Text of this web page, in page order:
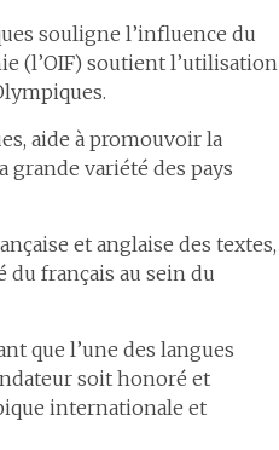
souligne l’influence du
(l’OIF) soutient l’utilisation
aide à promouvoir la
variété des pays
et anglaise des textes,
du français au sein du
que l’une des langues
soit honoré et
internationale et